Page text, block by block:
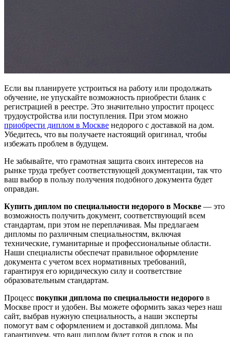
Если вы планируете устроиться на работу или продолжать
обучение, не упускайте возможность приобрести бланк с
регистрацией в реестре. Это значительно упростит процесс
трудоустройства или поступления. При этом можно
приобрести диплом в Москве недорого с доставкой на дом.
Убедитесь, что вы получаете настоящий оригинал, чтобы
избежать проблем в будущем.
Не забывайте, что грамотная защита своих интересов на
рынке труда требует соответствующей документации, так что
ваш выбор в пользу получения подобного документа будет
оправдан.
Купить диплом по специальности недорого в Москве — это
возможность получить документ, соответствующий всем
стандартам, при этом не переплачивая. Мы предлагаем
дипломы по различным специальностям, включая
технические, гуманитарные и профессиональные области.
Наши специалисты обеспечат правильное оформление
документа с учетом всех нормативных требований,
гарантируя его юридическую силу и соответствие
образовательным стандартам.
Процесс покупки диплома по специальности недорого в
Москве прост и удобен. Вы можете оформить заказ через наш
сайт, выбрав нужную специальность, а наши эксперты
помогут вам с оформлением и доставкой диплома. Мы
гарантируем, что ваш диплом будет готов в срок и по